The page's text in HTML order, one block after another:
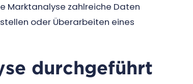
Marktanalyse zahlreiche Daten
oder Überarbeiten eines
durchgeführt